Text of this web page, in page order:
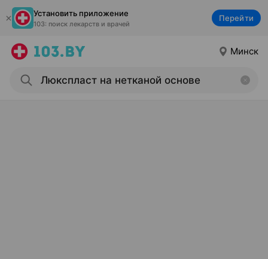
Установить приложение
103: поиск лекарств и врачей
Перейти
Минск